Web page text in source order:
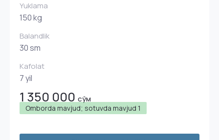
Yuklama
150 kg
Balandlik
30 sm
Kafolat
7 yil
Omborda mavjud; sotuvda mavjud 1
1 350 000 сўм